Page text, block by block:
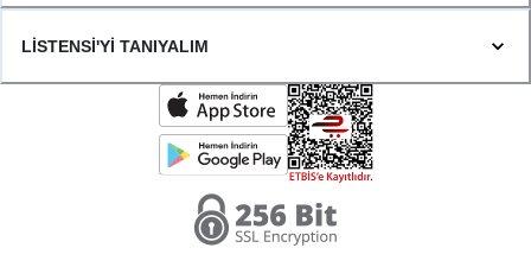
LİSTENSİ'Yİ TANIYALIM